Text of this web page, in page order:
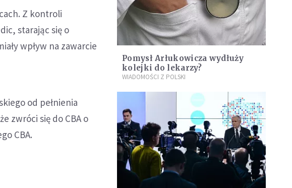
Z kontroli
starając się o
wpływ na zawarcie
od pełnienia
zwróci się do CBA o
CBA.
Pomysł Arłukowicza wydłuży
kolejki do lekarzy?
WIADOMOŚCI Z POLSKI